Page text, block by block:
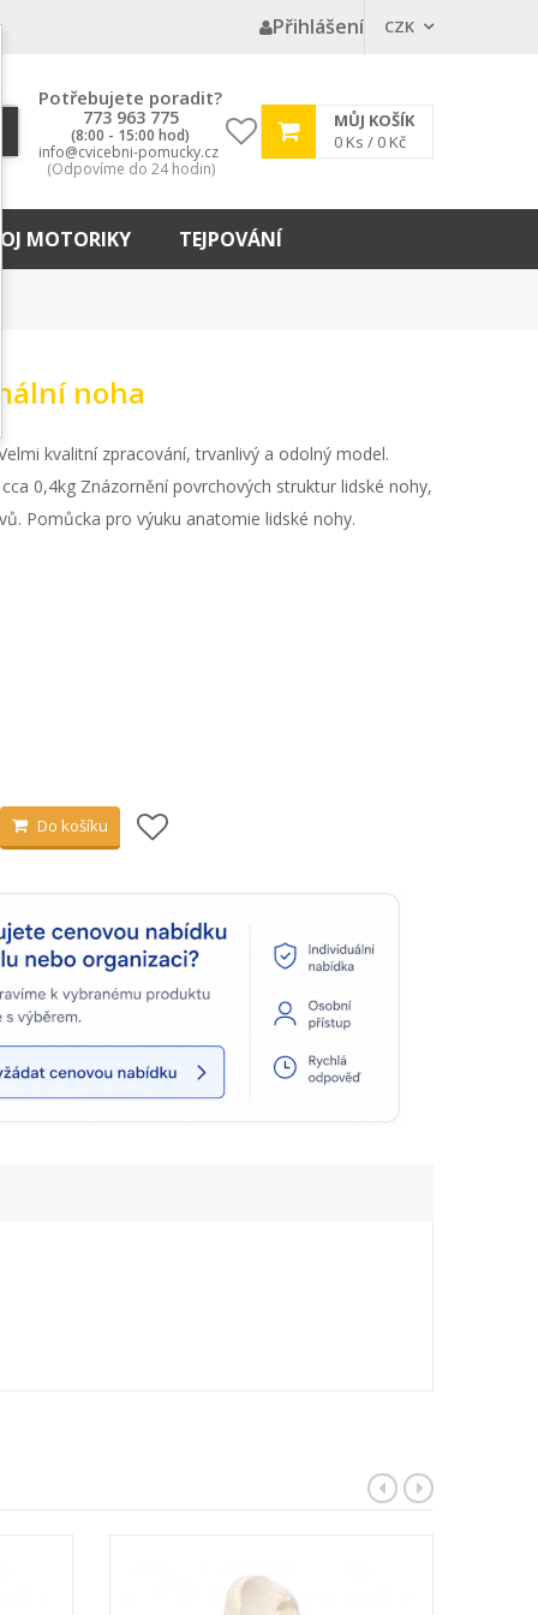
Přihlášení CZK
Potřebujete poradit?
773 963 775
(8:00 - 15:00 hod)
info@cvicebni-pomucky.cz
(Odpovíme do 24 hodin)
My
wishlist
MŮJ KOŠÍK
0 Ks / 0 Kč
MOTORIKY TEJPOVÁNÍ
noha
kvalitní zpracování, trvanlivý a odolný model.
0,4kg Znázornění povrchových struktur lidské nohy,
Pomůcka pro výuku anatomie lidské nohy.
Do košíku